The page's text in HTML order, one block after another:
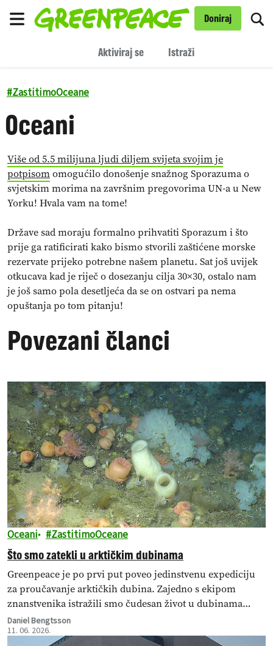
Izbornik
Doniraj
Aktiviraj se Istraži
#ZastitimoOceane
Oceani
Više od 5.5 milijuna ljudi diljem svijeta svojim je
potpisomomogućilo donošenje snažnog Sporazuma o
svjetskim morima na završnim pregovorima UN-a u New
Yorku! Hvala vam na tome!
Države sad moraju formalno prihvatiti Sporazum i što
prije ga ratificirati kako bismo stvorili zaštićene morske
rezervate prijeko potrebne našem planetu. Sat još uvijek
otkucava kad je riječ o dosezanju cilja 30×30, ostalo nam
je još samo pola desetljeća da se on ostvari pa nema
opuštanja po tom pitanju!
Povezani članci
Oceani ZastitimoOceane
Što smo zatekli u arktičkim dubinama
Greenpeace je po prvi put poveo jedinstvenu expediciju
za proučavanje arktičkih dubina. Zajedno s ekipom
znanstvenika istražili smo čudesan život u dubinama
Arktika – jednom od najmanje istraženih divljina na
Zemlji.
Daniel Bengtsson
11. 06. 2026.